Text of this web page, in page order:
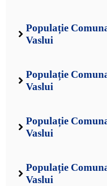
Populație
Vaslui
Populație
Vaslui
Populație
Vaslui
Populație
Vaslui